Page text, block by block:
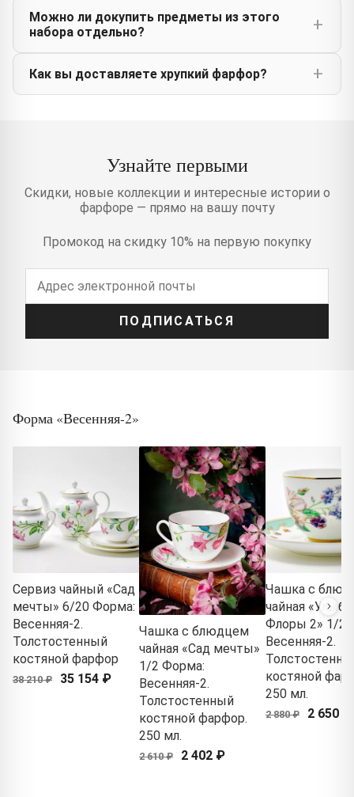
Можно ли докупить предметы из этого
набора отдельно?
Как вы доставляете хрупкий фарфор?
Узнайте первыми
Скидки, новые коллекции и интересные истории о
фарфоре — прямо на вашу почту
Промокод на скидку 10% на первую покупку
ПОДПИСАТЬСЯ
Форма «Весенняя-2»
Сервиз чайный «Сад
мечты» 6/20 Форма:
Весенняя-2.
Толстостенный
костяной фарфор
38 210 ₽ 35 154 ₽
Чашка с блюдцем
чайная «Сад мечты»
1/2 Форма:
Весенняя-2.
Толстостенный
костяной фарфор.
250 мл.
2 610 ₽ 2 402 ₽
Чашка с
чайная
Флоры 2» 1/2
Весенняя-2.
костяной
250 мл.
2 880 ₽ 2 650 ₽